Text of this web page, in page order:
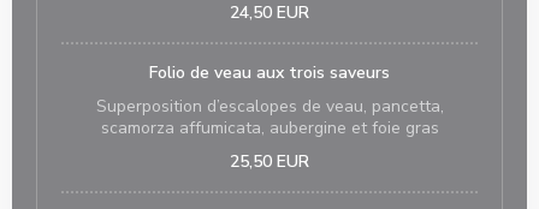
24,50 EUR
Folio de veau aux trois saveurs
Superposition d’escalopes de veau, pancetta,
scamorza affumicata, aubergine et foie gras
25,50 EUR